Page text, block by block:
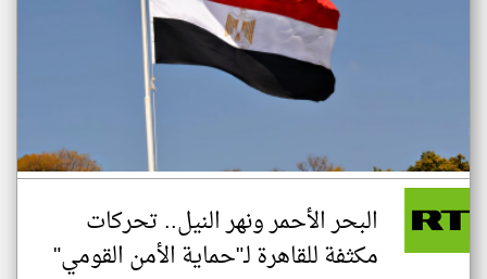
البحر الأحمر ونهر النيل.. تحركات
مكثفة للقاهرة لـ"حماية الأمن القومي"